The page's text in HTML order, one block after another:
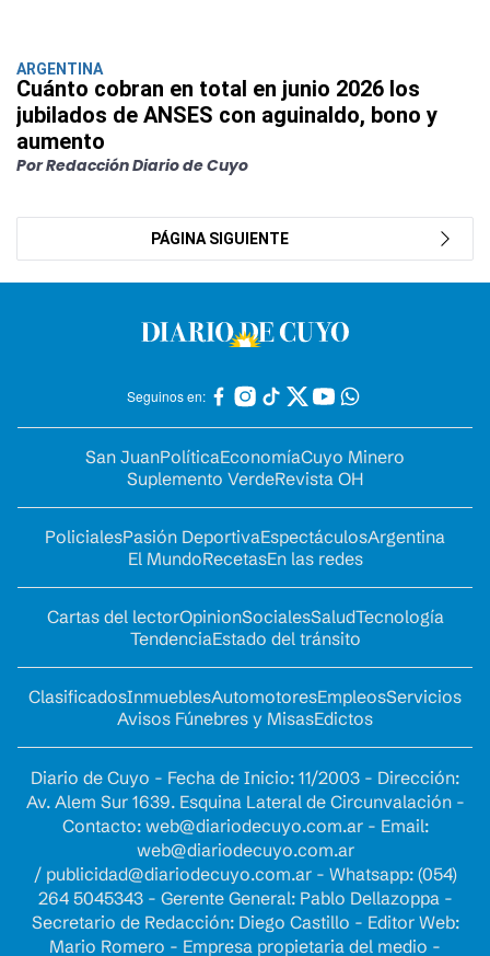
ARGENTINA
Cuánto cobran en total en junio 2026 los
jubilados de ANSES con aguinaldo, bono y
aumento
Por Redacción Diario de Cuyo
PÁGINA SIGUIENTE
Seguinos en:
San JuanPolíticaEconomíaCuyo Minero
Suplemento VerdeRevista OH
PolicialesPasión DeportivaEspectáculosArgentina
El MundoRecetasEn las redes
Cartas del lectorOpinionSocialesSaludTecnología
TendenciaEstado del tránsito
ClasificadosInmueblesAutomotoresEmpleosServicios
Avisos Fúnebres y MisasEdictos
Diario de Cuyo - Fecha de Inicio: 11/2003 - Dirección:
Av. Alem Sur 1639. Esquina Lateral de Circunvalación -
Contacto: web@diariodecuyo.com.ar- Email:
web@diariodecuyo.com.ar
/ publicidad@diariodecuyo.com.ar- Whatsapp: (054)
264 5045343 - Gerente General: Pablo Dellazoppa -
Secretario de Redacción: Diego Castillo - Editor Web:
Mario Romero - Empresa propietaria del medio -